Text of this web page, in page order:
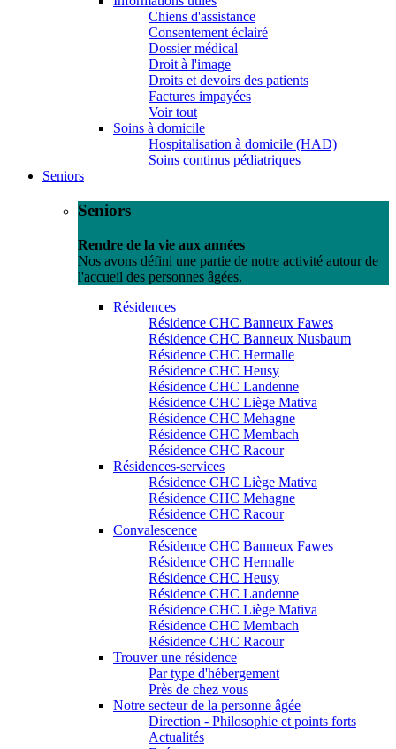
Chiens d'assistance
Consentement éclairé
Dossier médical
Droit à l'image
Droits et devoirs des patients
Factures impayées
Voir tout
Soins à domicile
Hospitalisation à domicile (HAD)
Soins continus pédiatriques
Seniors
Seniors
Rendre de la vie aux années
Nos avons défini une partie de notre activité autour de
l'accueil des personnes âgées.
Résidences
Résidence CHC Banneux Fawes
Résidence CHC Banneux Nusbaum
Résidence CHC Hermalle
Résidence CHC Heusy
Résidence CHC Landenne
Résidence CHC Liège Mativa
Résidence CHC Mehagne
Résidence CHC Membach
Résidence CHC Racour
Résidences-services
Résidence CHC Liège Mativa
Résidence CHC Mehagne
Résidence CHC Racour
Convalescence
Résidence CHC Banneux Fawes
Résidence CHC Hermalle
Résidence CHC Heusy
Résidence CHC Landenne
Résidence CHC Liège Mativa
Résidence CHC Membach
Résidence CHC Racour
Trouver une résidence
Par type d'hébergement
Près de chez vous
Notre secteur de la personne âgée
Direction - Philosophie et points forts
Actualités